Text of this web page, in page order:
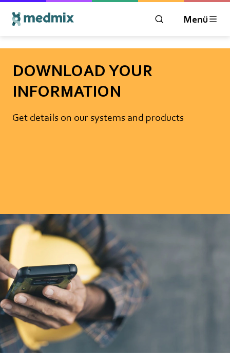
ÖFFNEN SIE DAS
Menü
DOWNLOAD YOUR
INFORMATION
Get details on our systems and products